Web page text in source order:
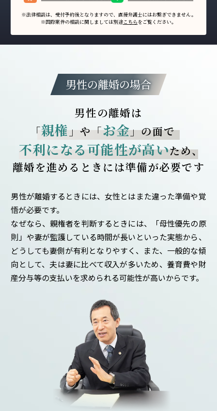
※法律相談は、受付予約後となりますので、 直接弁護士にはお繋ぎできません。
※国際案件の相談に関しましては別途こちらをご覧ください。
男性の離婚の場合
男性の離婚は
「親権 」や「お金」の面で
不利になる可能性が高いため、
離婚を進めるときには準備が必要です
男性が離婚するときには、女性とはまた違った準備や覚
悟が必要です。
なぜなら、親権者を判断するときには、「母性優先の原
則」や妻が監護している時間が長いといった実態から、
どうしても妻側が有利となりやすく、また、一般的な傾
向として、夫は妻に比べて収入が多いため、養育費や財
産分与等の支払いを求められる可能性が高いからです。